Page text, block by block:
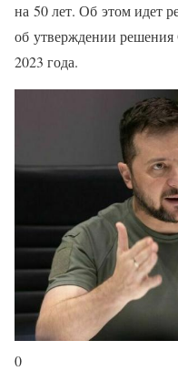
на 50 лет. Об этом идет
об утверждении решения
2023 года.
0